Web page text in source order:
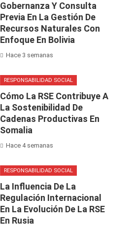
Gobernanza Y Consulta
Previa En La Gestión De
Recursos Naturales Con
Enfoque En Bolivia
Hace 3 semanas
RESPONSABILIDAD SOCIAL
Cómo La RSE Contribuye A
La Sostenibilidad De
Cadenas Productivas En
Somalia
Hace 4 semanas
RESPONSABILIDAD SOCIAL
La Influencia De La
Regulación Internacional
En La Evolución De La RSE
En Rusia